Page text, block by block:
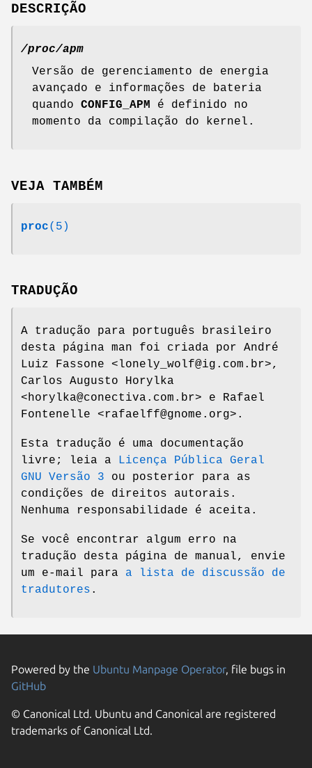
DESCRIÇÃO
/proc/apm
Versão de gerenciamento de energia
avançado e informações de bateria
quando CONFIG_APM é definido no
momento da compilação do kernel.
VEJA TAMBÉM
proc(5)
TRADUÇÃO
A tradução para português brasileiro
desta página man foi criada por André
Luiz Fassone <lonely_wolf@ig.com.br>,
Carlos Augusto Horylka
<horylka@conectiva.com.br> e Rafael
Fontenelle <rafaelff@gnome.org>.
Esta tradução é uma documentação
livre; leia a Licença Pública Geral
GNU Versão 3 ou posterior para as
condições de direitos autorais.
Nenhuma responsabilidade é aceita.
Se você encontrar algum erro na
tradução desta página de manual, envie
um e-mail para a lista de discussão de
tradutores .
Powered by the Ubuntu Manpage Operator, file bugs in
GitHub
© Canonical Ltd. Ubuntu and Canonical are registered
trademarks of Canonical Ltd.